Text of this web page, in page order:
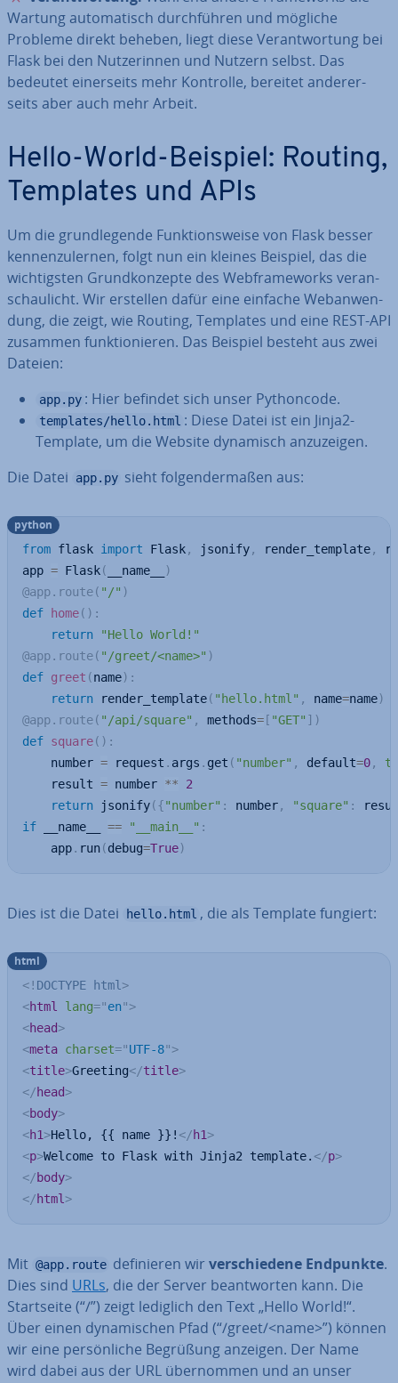
Wartung au­to­ma­tisch durch­füh­ren und mögliche
Probleme direkt beheben, liegt diese Ver­ant­wor­tung bei
Flask bei den Nut­ze­rin­nen und Nutzern selbst. Das
bedeutet ei­ner­seits mehr Kontrolle, bereitet an­de­rer­
seits aber auch mehr Arbeit.
Hello-World-Beispiel: Routing,
Templates und APIs
Um die grund­le­gen­de Funk­ti­ons­wei­se von Flask besser
ken­nen­zu­ler­nen, folgt nun ein kleines Beispiel, das die
wich­tigs­ten Grund­kon­zep­te des Web­frame­works ver­an­
schau­licht. Wir erstellen dafür eine einfache Web­an­wen­
dung, die zeigt, wie Routing, Templates und eine REST-API
zusammen funk­tio­nie­ren. Das Beispiel besteht aus zwei
Dateien:
app.py : Hier befindet sich unser Py­thon­code.
templates/hello.html : Diese Datei ist ein Jinja2-
Template, um die Website dynamisch an­zu­zei­gen.
Die Datei
app.py sieht fol­gen­der­ma­ßen aus:
from flask import Flask, jsonify, render_template,
app = Flask( __name__
)
@app. route( "/" )
def
home( ) :
return
"Hello World!"
@app. route( "/greet/<name>" )
def greet (name) :
return render_template( "hello.html" , name=name)
@app. route( "/api/square" , methods= [ "GET" ] )
def square( ) :
    number
= request . args . get ( "number" , default=0,
    result
= number **
2
return jsonify({"number" : number, "square" :
if __name__ == "__main__" :
    app
. run(debug=True)
python
Dies ist die Datei hello.html , die als Template fungiert:
<! DOCTYPE html >
<html lang="en">
<head>
<meta charset="UTF-8">
<title>Greeting</title>
</head>
<body>
<h1>Hello, {{ name }}! </h1>
<p>Welcome to Flask with Jinja2 template. </p>
</body>
</html >
html
Mit @app.route de­fi­nie­ren wir ver­schie­de­ne Endpunkte.
Dies sind URLs, die der Server be­ant­wor­ten kann. Die
Start­sei­te (“/”) zeigt lediglich den Text „Hello World!“.
Über einen dy­na­mi­schen Pfad (“/greet/<name>”) können
wir eine per­sön­li­che Begrüßung anzeigen. Der Name
wird dabei aus der URL über­nom­men und an unser